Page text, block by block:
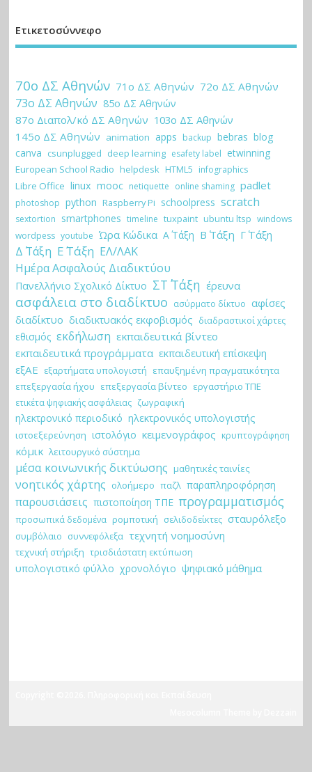
Ετικετοσύννεφο
70ο ΔΣ Αθηνών 71ο ΔΣ Αθηνών 72ο ΔΣ Αθηνών
73ο ΔΣ Αθηνών 85ο ΔΣ Αθηνών
87ο Διαπολ/κό ΔΣ Αθηνών 103ο ΔΣ Αθηνών
145ο ΔΣ Αθηνών animation apps backup bebras blog
canva csunplugged deep learning esafety label etwinning
European School Radio helpdesk HTML5 infographics
Libre Office linux mooc netiquette online shaming padlet
photoshop python Raspberry Pi schoolpress scratch
sextortion smartphones timeline tuxpaint ubuntu ltsp windows
wordpess youtube Ώρα Κώδικα Α΄ Τάξη Β΄ Τάξη Γ΄ Τάξη
Δ΄ Τάξη Ε΄ Τάξη ΕΛ/ΛΑΚ
Ημέρα Ασφαλούς Διαδικτύου
Πανελλήνιο Σχολικό Δίκτυο ΣΤ΄ Τάξη έρευνα
ασφάλεια στο διαδίκτυο ασύρματο δίκτυο αφίσες
διαδίκτυο διαδικτυακός εκφοβισμός διαδραστικοί χάρτες
εθισμός εκδήλωση εκπαιδευτικά βίντεο
εκπαιδευτικά προγράμματα εκπαιδευτική επίσκεψη
εξΑΕ εξαρτήματα υπολογιστή επαυξημένη πραγματικότητα
επεξεργασία ήχου επεξεργασία βίντεο εργαστήριο ΤΠΕ
ετικέτα ψηφιακής ασφάλειας ζωγραφική
ηλεκτρονικό περιοδικό ηλεκτρονικός υπολογιστής
ιστοεξερεύνηση ιστολόγιο κειμενογράφος κρυπτογράφηση
κόμικ λειτουργικό σύστημα
μέσα κοινωνικής δικτύωσης μαθητικές ταινίες
νοητικός χάρτης ολοήμερο παζλ παραπληροφόρηση
παρουσιάσεις πιστοποίηση ΤΠΕ προγραμματισμός
προσωπικά δεδομένα ρομποτική σελιδοδείκτες σταυρόλεξο
συμβόλαιο συννεφόλεξα τεχνητή νοημοσύνη
τεχνική στήριξη τρισδιάστατη εκτύπωση
υπολογιστικό φύλλο χρονολόγιο ψηφιακό μάθημα